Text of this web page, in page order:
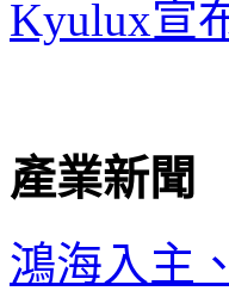
Kyulux宣
產業新聞
鴻海入主